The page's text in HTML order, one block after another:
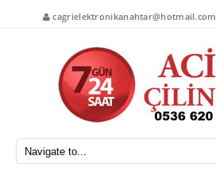
cagrielektronikanahtar@hotmail.com